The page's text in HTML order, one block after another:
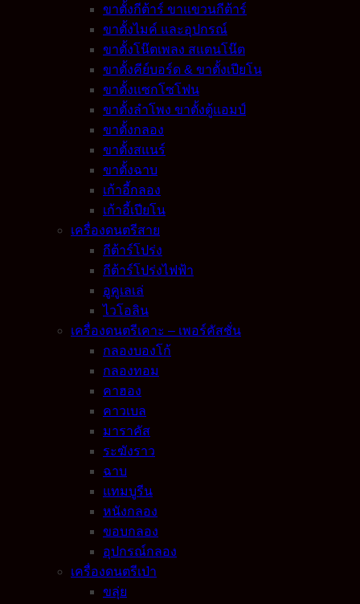
ขาตั้งกีต้าร์ ขาแขวนกีต้าร์
ขาตั้งไมค์ และอุปกรณ์
ขาตั้งโน๊ตเพลง สแตนโน๊ต
ขาตั้งคีย์บอร์ด & ขาตั้งเปียโน
ขาตั้งแซกโซโฟน
ขาตั้งลำโพง ขาตั้งตู้แอมป์
ขาตั้งกลอง
ขาตั้งสแนร์
ขาตั้งฉาบ
เก้าอี้กลอง
เก้าอี้เปียโน
เครื่องดนตรีสาย
กีต้าร์โปร่ง
กีต้าร์โปร่งไฟฟ้า
อูคูเลเล่
ไวโอลิน
เครื่องดนตรีเคาะ – เพอร์คัสชั่น
กลองบองโก้
กลองทอม
คาฮอง
คาวเบล
มาราคัส
ระฆังราว
ฉาบ
แทมบูรีน
หนังกลอง
ขอบกลอง
อุปกรณ์กลอง
เครื่องดนตรีเป่า
ขลุ่ย